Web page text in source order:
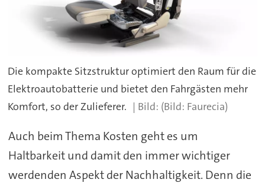
Die kompakte Sitzstruktur optimiert den Raum für die
Elektroautobatterie und bietet den Fahrgästen mehr
Komfort, so der Zulieferer.
(Bild: Faurecia)
Auch beim Thema Kosten geht es um
Haltbarkeit und damit den immer wichtiger
werdenden Aspekt der Nachhaltigkeit. Denn die